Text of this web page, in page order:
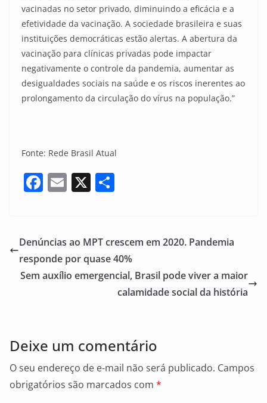
vacinadas no setor privado, diminuindo a eficácia e a
efetividade da vacinação. A sociedade brasileira e suas
instituições democráticas estão alertas. A abertura da
vacinação para clínicas privadas pode impactar
negativamente o controle da pandemia, aumentar as
desigualdades sociais na saúde e os riscos inerentes ao
prolongamento da circulação do vírus na população.”
Fonte: Rede Brasil Atual
F
e
b
o
E
l
X
e
Denúncias ao MPT crescem em 2020. Pandemia
responde por quase 40%
Sem auxílio emergencial, Brasil pode viver a maior
calamidade social da história
Deixe um comentário
O seu endereço de e-mail não será publicado. Campos
obrigatórios são marcados com *